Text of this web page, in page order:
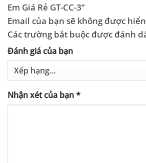
Em Giá Rẻ GT-CC-3”
Email của bạn sẽ không được
Các trường bắt buộc được đánh
Đánh giá của bạn
Nhận xét của bạn*